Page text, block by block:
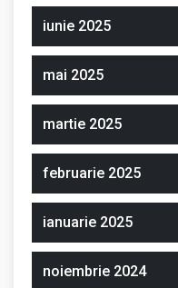
iunie 2025
mai 2025
martie 2025
februarie 2025
ianuarie 2025
noiembrie 2024